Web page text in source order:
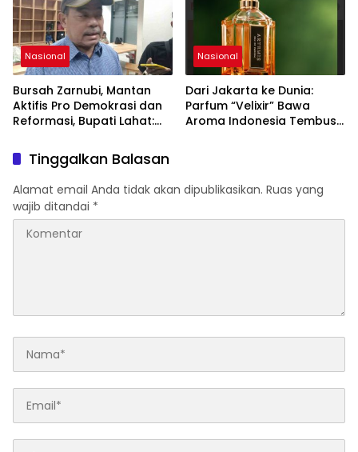
Nasional
Bursah Zarnubi, Mantan
Aktifis Pro Demokrasi dan
Reformasi, Bupati Lahat:
Inspiratif yang Konsisten
Memperjuangkan
Demokrasi, Keadilan, dan
Nilai-nilai Kemanusiaan
melalui Gerakan Sosial
maupun Karya Sastra.
Nasional
Dari Jakarta ke Dunia:
Parfum “Velixir” Bawa
Aroma Indonesia Tembus
Tinggalkan Balasan
Alamat email Anda tidak akan dipublikasikan. Ruas yang
wajib ditandai *